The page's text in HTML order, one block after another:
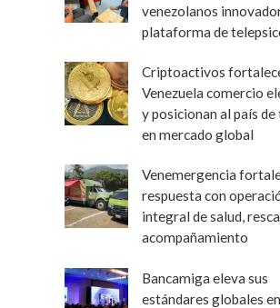
venezolanos
plataforma de
Criptoactivos
Venezuela comercio
y posicionan al país
en mercado global
Venemergencia
respuesta con
integral de salud,
acompañamiento
Bancamiga eleva sus
estándares globales